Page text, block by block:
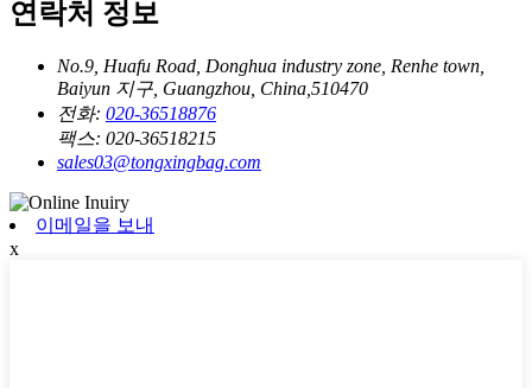
연락처 정보
No.9, Huafu Road, Donghua industry zone, Renhe town,
Baiyun 지구, Guangzhou, China,510470
전화: 020-36518876
팩스: 020-36518215
sales03@tongxingbag.com
이메일을 보내
x